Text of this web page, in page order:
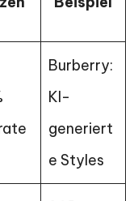
Burberry:
KI-
generiert
e Styles